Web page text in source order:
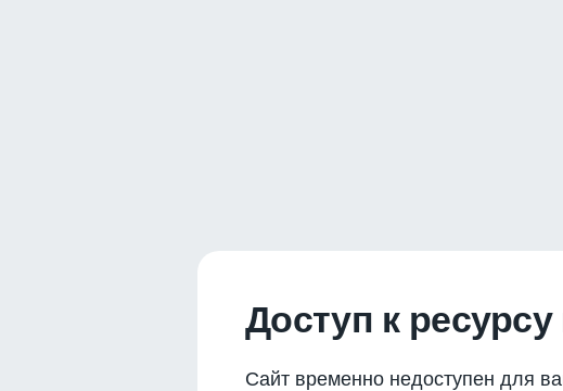
Доступ к
Сайт временно недоступен для